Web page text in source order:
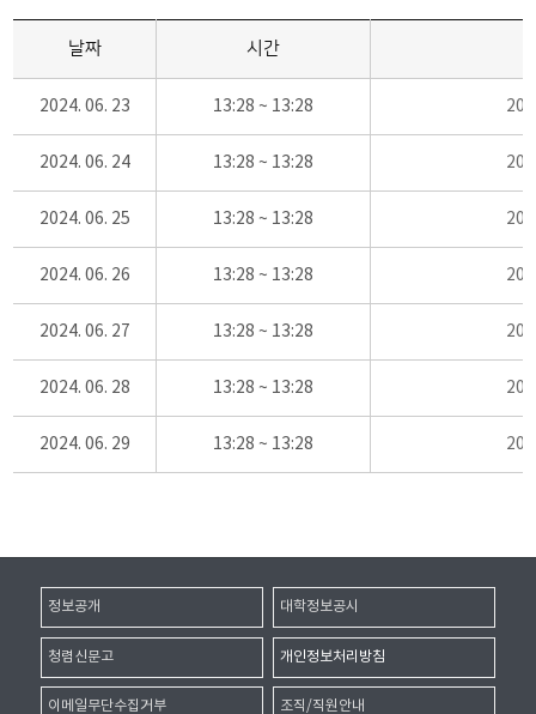
날짜 시간
2024. 06. 23 13:28 ~ 13:28
2024. 06. 24 13:28 ~ 13:28
2024. 06. 25 13:28 ~ 13:28
2024. 06. 26 13:28 ~ 13:28
2024. 06. 27 13:28 ~ 13:28
2024. 06. 28 13:28 ~ 13:28
2024. 06. 29 13:28 ~ 13:28
정보공개 대학정보공시
청렴신문고 개인정보처리방침
이메일무단수집거부 조직/직원안내